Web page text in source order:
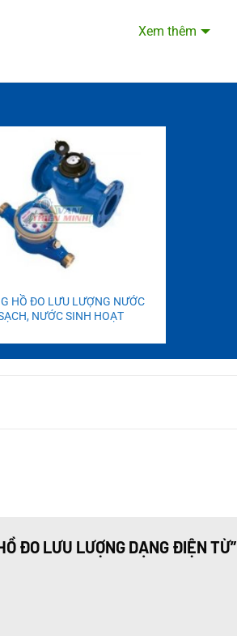
Xem thêm
HỒ ĐO LƯU LƯỢNG NƯỚC
NƯỚC SINH HOẠT
ĐO LƯU LƯỢNG DẠNG ĐIỆN TỪ”